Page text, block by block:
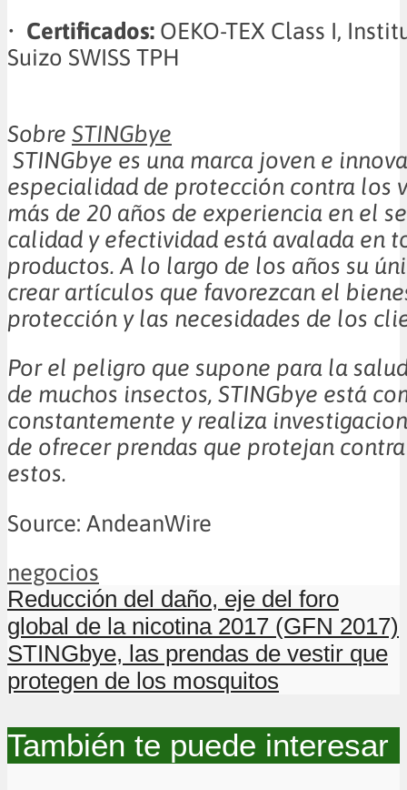
• Certificados: OEKO-TEX Class I,
Suizo SWISS TPH
Sobre STINGbye
STINGbye es una marca joven e
especialidad de protección contra los
más de 20 años de experiencia en el
calidad y efectividad está avalada en
productos. A lo largo de los años su
crear artículos que favorezcan el
protección y las necesidades de los
Por el peligro que supone para la
de muchos insectos, STINGbye está
constantemente y realiza
de ofrecer prendas que protejan
estos.
Source: AndeanWire
negocios
Reducción del daño, eje del foro
global de la nicotina 2017 (GFN 2017)
STINGbye, las prendas de vestir que
protegen de los mosquitos
También te puede interesar